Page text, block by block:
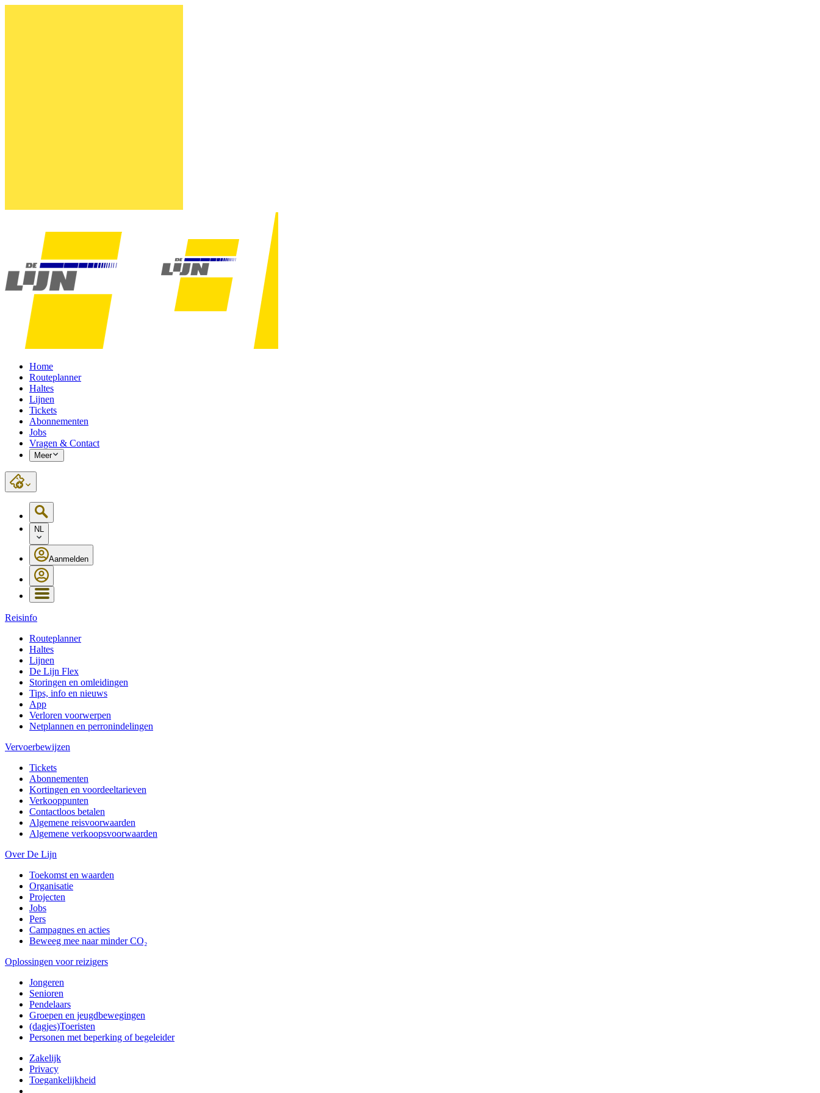
Home
Routeplanner
Haltes
Lijnen
Tickets
Abonnementen
Jobs
Vragen & Contact
Meer
NL
Aanmelden
Reisinfo
Routeplanner
Haltes
Lijnen
De Lijn Flex
Storingen en omleidingen
Tips, info en nieuws
App
Verloren voorwerpen
Netplannen en perronindelingen
Vervoerbewijzen
Tickets
Abonnementen
Kortingen en voordeeltarieven
Verkooppunten
Contactloos betalen
Algemene reisvoorwaarden
Algemene verkoopsvoorwaarden
Over De Lijn
Toekomst en waarden
Organisatie
Projecten
Jobs
Pers
Campagnes en acties
Beweeg mee naar minder CO₂
Oplossingen voor reizigers
Jongeren
Senioren
Pendelaars
Groepen en jeugdbewegingen
(dagjes)Toeristen
Personen met beperking of begeleider
Zakelijk
Privacy
Toegankelijkheid